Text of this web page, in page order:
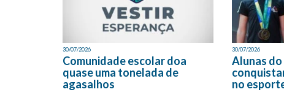
30/07/2026
Comunidade escolar doa
quase uma tonelada de
agasalhos
30/07/2026
Alunas do
no